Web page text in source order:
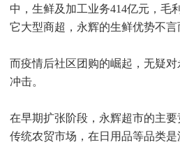
中，生鲜及加工业务414亿元，毛
它大型商超，永辉的生鲜优势不言
而疫情后社区团购的崛起，无疑
冲击。
在早期扩张阶段，永辉超市的主
传统农贸市场，在日用品等品类